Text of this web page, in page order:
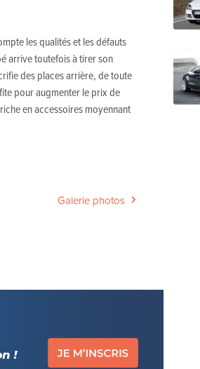
les qualités et les défauts
arrive toutefois à tirer son
des places arrière, de toute
pour augmenter le prix de
en accessoires moyennant
Galerie photos